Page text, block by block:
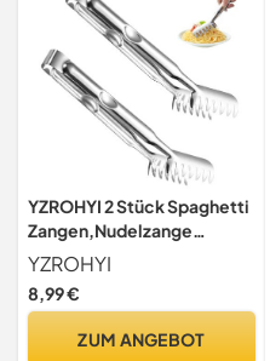
YZROHYI 2 Stück Spaghetti
Zangen,Nudelzange
Edelstahl,Spargelzange
Küchen
Greifzange,Servierzange
Salatzange
YZROHYI
8,99 €
ZUM ANGEBOT